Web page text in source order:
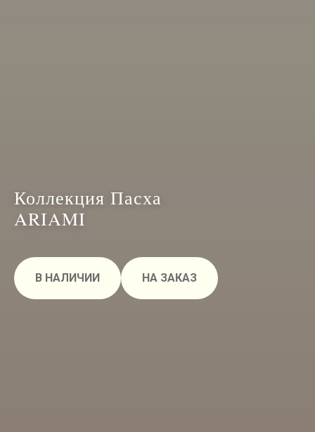
Коллекция Пасха
ARIAMI
В НАЛИЧИИ НА ЗАКАЗ